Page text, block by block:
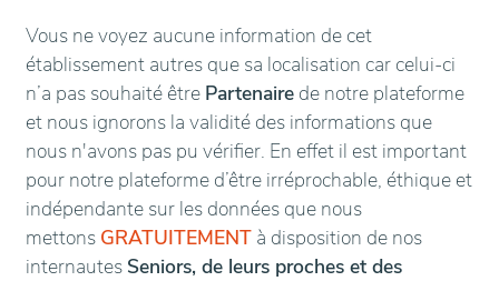
Vous ne voyez aucune information de cet
établissement autres que sa localisation car celui-ci
n’a pas souhaité être Partenaire de notre plateforme
et nous ignorons la validité des informations que
nous n'avons pas pu vérifier. En effet il est important
pour notre plateforme d’être irréprochable, éthique et
indépendante sur les données que nous
mettons GRATUITEMENT à disposition de nos
internautes Seniors, de leurs proches et des